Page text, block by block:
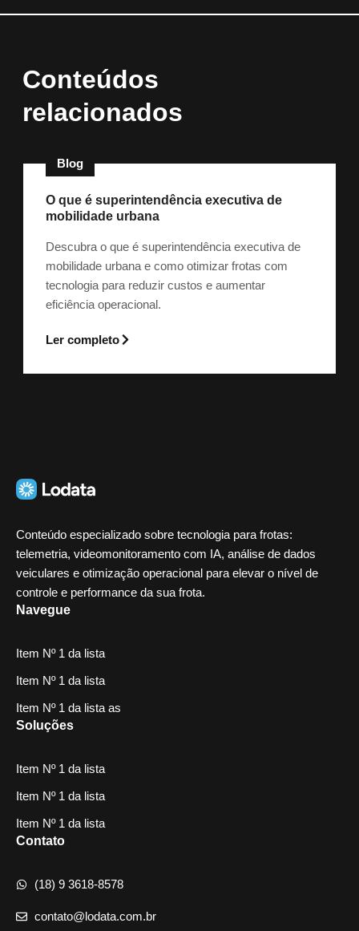
Conteúdos
relacionados
Blog
O que é superintendência executiva de
mobilidade urbana
Descubra o que é superintendência executiva de
mobilidade urbana e como otimizar frotas com
tecnologia para reduzir custos e aumentar
eficiência operacional.
Ler completo
Conteúdo especializado sobre tecnologia para frotas:
telemetria, videomonitoramento com IA, análise de dados
veiculares e otimização operacional para elevar o nível de
controle e performance da sua frota.
Navegue
Item Nº 1 da lista
Item Nº 1 da lista
Item Nº 1 da lista as
Soluções
Item Nº 1 da lista
Item Nº 1 da lista
Item Nº 1 da lista
Contato
(18) 9 3618-8578
contato@lodata.com.br